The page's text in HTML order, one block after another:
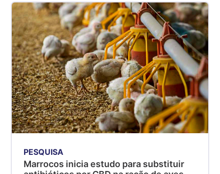
PESQUISA
Marrocos inicia estudo para substituir